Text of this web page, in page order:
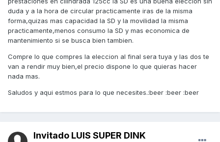
duda y a la hora de circular practicamente iras de la misma
forma,quizas mas capacidad la SD y la movilidad la misma
practicamente,menos consumo la SD y mas economica de
mantenimiento si se busca bien tambien.
Compre lo que compres la eleccion al final sera tuya y las dos te
van a rendir muy bien,el precio dispone lo que quieras hacer
nada mas.
Saludos y aqui estmos para lo que necesites.:beer :beer :beer
Invitado LUIS SUPER DINK